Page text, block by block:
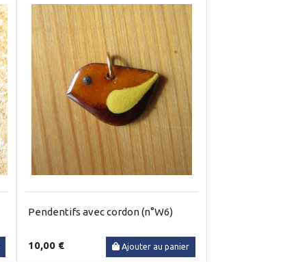
Pendentifs avec cordon (n°W6)
10,00 € Ajouter au panier